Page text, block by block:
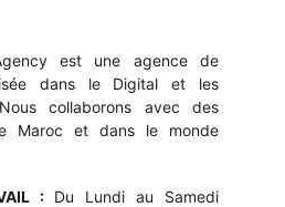
est une agence de
dans le Digital et les
collaborons avec des
Maroc et dans le monde
:
Du Lundi au Samedi